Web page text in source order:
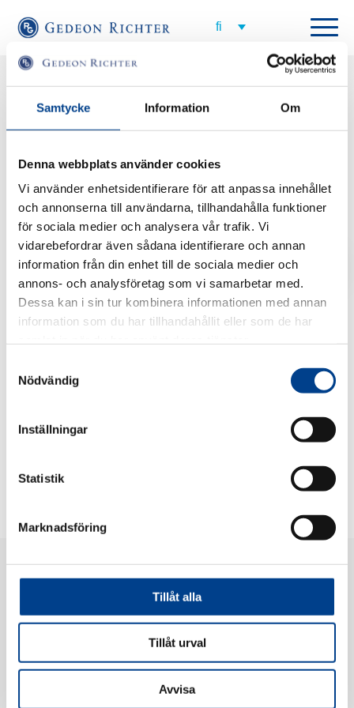
Samtycke Information Om
Denna webbplats använder cookies
Vi använder enhetsidentifierare för att anpassa innehållet
och annonserna till användarna, tillhandahålla funktioner
för sociala medier och analysera vår trafik. Vi
vidarebefordrar även sådana identifierare och annan
information från din enhet till de sociala medier och
annons- och analysföretag som vi samarbetar med.
Dessa kan i sin tur kombinera informationen med annan
information som du har tillhandahållit eller som de har
Nödvändig
Inställningar
Statistik
Marknadsföring
Tillåt alla
Tillåt urval
Avvisa
Kaikki uutiset
AJANKOHTAISTA
Ensimmäinen potilasportaali
myoomista on täällä
2017-03-30
Gedeon Richter Nordics AB
Barnhusgatan 22, 5tr, 111 23 Stockholm, Sweden